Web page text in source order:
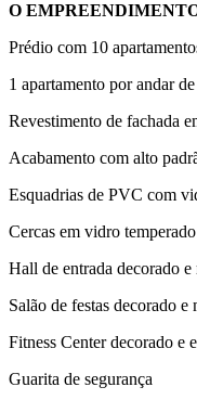
O
Prédio com 10
1 apartamento por andar
Revestimento de fachada
Acabamento com alto
Esquadrias de PVC com
Cercas em vidro
Hall de entrada decorado
Salão de festas decorado e
Fitness Center decorado e
Guarita de segurança